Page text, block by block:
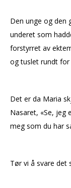
Den unge og den
underet som
forstyrret av
og tuslet rundt for
Det er da Maria
Nasaret, «Se, jeg
meg som du har
Tør vi å svare det